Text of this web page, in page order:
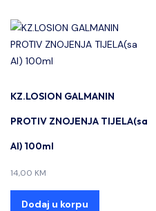
KZ.LOSION GALMANIN
PROTIV ZNOJENJA TIJELA(sa
Al) 100ml
14,00 KM
Dodaj u korpu